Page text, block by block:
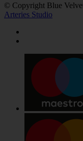
© Copyright Blue
Arteries Studio